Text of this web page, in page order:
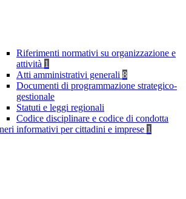
Riferimenti normativi su organizzazione e
attività 1
Atti amministrativi generali 8
Documenti di programmazione strategico-
gestionale
Statuti e leggi regionali
Codice disciplinare e codice di condotta
informativi per cittadini e imprese 1